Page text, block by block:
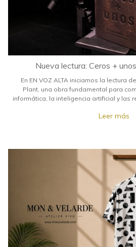
Nueva lectura: Ceros +
En EN VOZ ALTA iniciamos la lectura
Plant, una obra fundamental para
informática, la inteligencia artificial y las
y el pensamiento digital hanLeer más